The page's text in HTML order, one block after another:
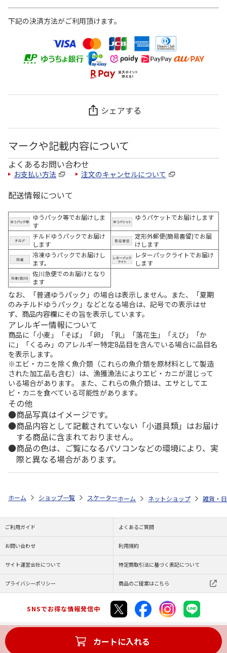
下記の決済方法がご利用頂けます。
シェアする
マークや記載内容について
よくあるお問い合わせ
お支払い方法 注文のキャンセルについて
配送情報について
ゆうパック等でお届けしま
す
ゆうパケットでお届けします
チルドゆうパックでお届け
します
定形外郵便(簡易書留)でお届
けします
冷凍ゆうパックでお届けし
ます。
レターパックライトでお届け
します
佐川急便でのお届けとなり
ます
なお、「普通ゆうパック」の場合は表示しません。また、「夏期
のみチルドゆうパック」などとなる場合は、記号での表示はせ
ず、商品内容欄にその旨を表示しています。
アレルギー情報について
商品に「小麦」「そば」「卵」「乳」「落花生」「えび」「か
に」「くるみ」のアレルギー特定8品目を含んでいる場合に品目名
を表示します。
※エビ・カニを除く魚介類（これらの魚介類を原材料として製造
された加工品も含む）は、漁獲漁法によりエビ・カニが混じって
いる場合があります。 また、これらの魚介類は、エサとしてエ
ビ・カニを食べている可能性があります。
その他
商品写真はイメージです。
商品内容として記載されていない「小道具類」はお届け
する商品に含まれておりません。
商品の色は、ご覧になるパソコンなどの環境により、実
際と異なる場合があります。
カートに入れる
ホーム ショップ一覧 スケーター おしぼりタオル 3P miffy OAC1T
ホーム ネットショップ 雑貨・
ご利用ガイド よくあるご質問
お問い合わせ 利用規約
サイト運営会社について 特定商取引法に基づく表記について
プライバシーポリシー 商品のご提案はこちら
SNSでお得な情報発信中